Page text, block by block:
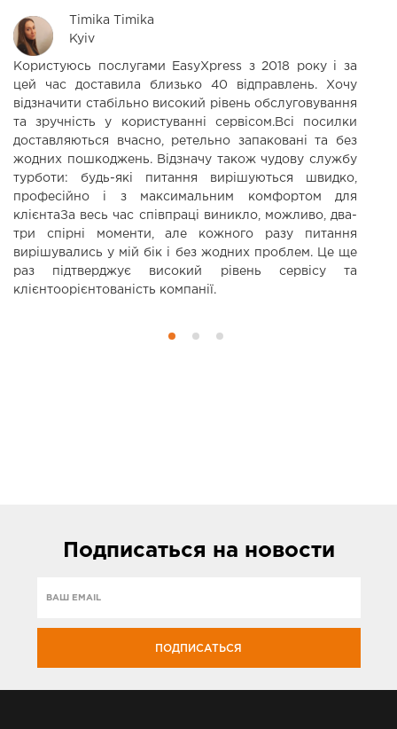
Timika Timika
Kyiv
Користуюсь послугами EasyXpress з 2018 року і за
цей час доставила близько 40 відправлень. Хочу
відзначити стабільно високий рівень обслуговування
та зручність у користуванні сервісом.Всі посилки
доставляються вчасно, ретельно запаковані та без
жодних пошкоджень. Відзначу також чудову службу
турботи: будь-які питання вирішуються швидко,
професійно і з максимальним комфортом для
клієнтаЗа весь час співпраці виникло, можливо, два-
три спірні моменти, але кожного разу питання
вирішувались у мій бік і без жодних проблем. Це ще
раз підтверджує високий рівень сервісу та
клієнтоорієнтованість компанії.
Подписаться на новости
ПОДПИСАТЬСЯ